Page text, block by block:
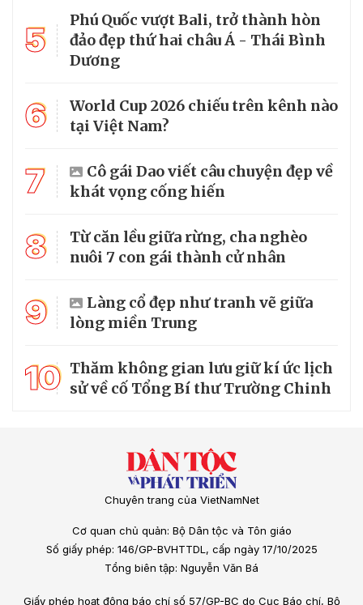
5
Phú Quốc vượt Bali, trở thành hòn
đảo đẹp thứ hai châu Á - Thái Bình
Dương
6
World Cup 2026 chiếu trên kênh nào
tại Việt Nam?
7
Cô gái Dao viết câu chuyện đẹp về
khát vọng cống hiến
8
Từ căn lều giữa rừng, cha nghèo
nuôi 7 con gái thành cử nhân
9
Làng cổ đẹp như tranh vẽ giữa
lòng miền Trung
10 Thăm không gian lưu giữ kí ức lịch
sử về cố Tổng Bí thư Trường Chinh
Chuyên trang của VietNamNet
Cơ quan chủ quản: Bộ Dân tộc và Tôn giáo
Số giấy phép: 146/GP-BVHTTDL, cấp ngày 17/10/2025
Tổng biên tập: Nguyễn Văn Bá
Giấy phép hoạt động báo chí số 57/GP-BC do Cục Báo chí, Bộ